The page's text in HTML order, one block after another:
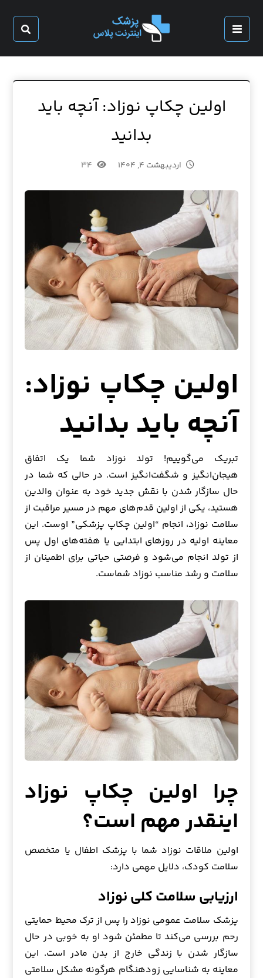
اولین چکاپ نوزاد: آنچه باید
بدانید
اردیبهشت ۴, ۱۴۰۴ ۳۴
اولین چکاپ نوزاد:
آنچه باید بدانید
تبریک می‌گوییم! تولد نوزاد شما یک اتفاق
هیجان‌انگیز و شگفت‌انگیز است. در حالی که شما در
حال سازگار شدن با نقش جدید خود به عنوان والدین
هستید، یکی از اولین قدم‌های مهم در مسیر مراقبت از
سلامت نوزاد، انجام “اولین چکاپ پزشکی” اوست. این
معاینه اولیه در روزهای ابتدایی یا هفته‌های اول پس
از تولد انجام می‌شود و فرصتی حیاتی برای اطمینان از
سلامت و رشد مناسب نوزاد شماست.
چرا اولین چکاپ نوزاد
اینقدر مهم است؟
اولین ملاقات نوزاد شما با پزشک اطفال یا متخصص
سلامت کودک، دلایل مهمی دارد:
ارزیابی سلامت کلی نوزاد
پزشک سلامت عمومی نوزاد را پس از ترک محیط حمایتی
رحم بررسی می‌کند تا مطمئن شود او به خوبی در حال
سازگار شدن با زندگی خارج از بدن مادر است. این
معاینه به شناسایی زودهنگام هرگونه مشکل سلامتی